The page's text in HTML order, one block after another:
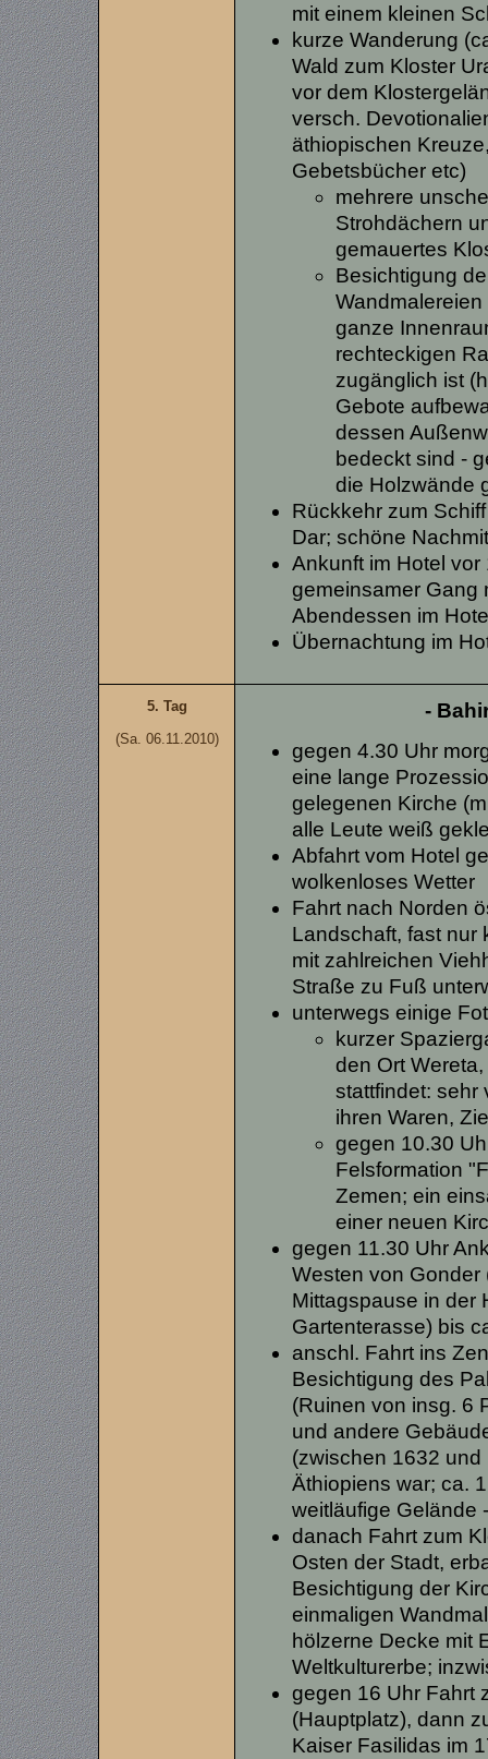
mit einem kleinen
kurze Wanderung
Wald zum Kloster
vor dem
versch.
äthiopischen
Gebetsbücher etc)
mehrere
Strohdächern
gemauertes
Besichtigung
ganze
rechteckigen
zugänglich ist
Gebote
dessen
bedeckt sind -
die Holzwände
Rückkehr zum
Dar; schöne
Ankunft im Hotel
gemeinsamer Gang
Abendessen im
Übernachtung im
5. Tag
(Sa. 06.11.2010)
-
gegen 4.30 Uhr
eine lange
gelegenen Kirche
alle Leute weiß
Abfahrt vom Hotel
wolkenloses Wetter
Fahrt nach Norden
Landschaft, fast nur
mit zahlreichen
Straße zu Fuß
unterwegs einige
kurzer
den Ort
stattfindet: sehr
ihren Waren,
gegen 10.30
Felsformation
Zemen; ein
einer neuen
gegen 11.30 Uhr
Westen von Gonder
Mittagspause in der
Gartenterasse) bis
anschl. Fahrt ins
Besichtigung des
(Ruinen von insg. 6
und andere
(zwischen 1632
Äthiopiens war; ca.
weitläufige Gelände
danach Fahrt zum
Osten der Stadt,
Besichtigung der
einmaligen
hölzerne Decke mit
Weltkulturerbe;
gegen 16 Uhr Fahrt
(Hauptplatz), dann
Kaiser Fasilidas im